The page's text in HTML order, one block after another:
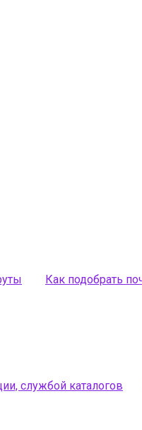
Как подобрать
службой каталогов